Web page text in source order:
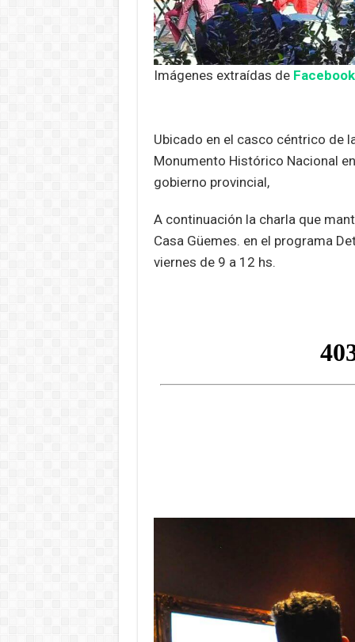
Imágenes extraídas de
Ubicado en el casco céntrico de
Monumento Histórico Nacional
gobierno provincial,
A continuación la charla que
Casa Güemes. en el programa
viernes de 9 a 12 hs.